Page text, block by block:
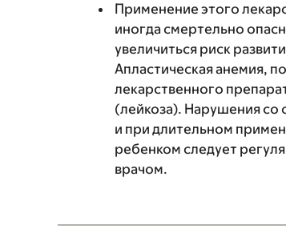
Применение этого
иногда смертельно
увеличиться риск
Апластическая анемия,
лекарственного
(лейкоза). Нарушения со
и при длительном
ребенком следует
врачом.